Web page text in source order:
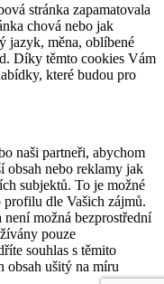
stránka zapamatovala
chová nebo jak
jazyk, měna, oblíbené
Díky těmto cookies Vám
které budou pro
naši partneři, abychom
obsah nebo reklamy jak
subjektů. To je možné
dle Vašich zájmů.
možná bezprostřední
pouze
souhlas s těmito
obsah ušitý na míru